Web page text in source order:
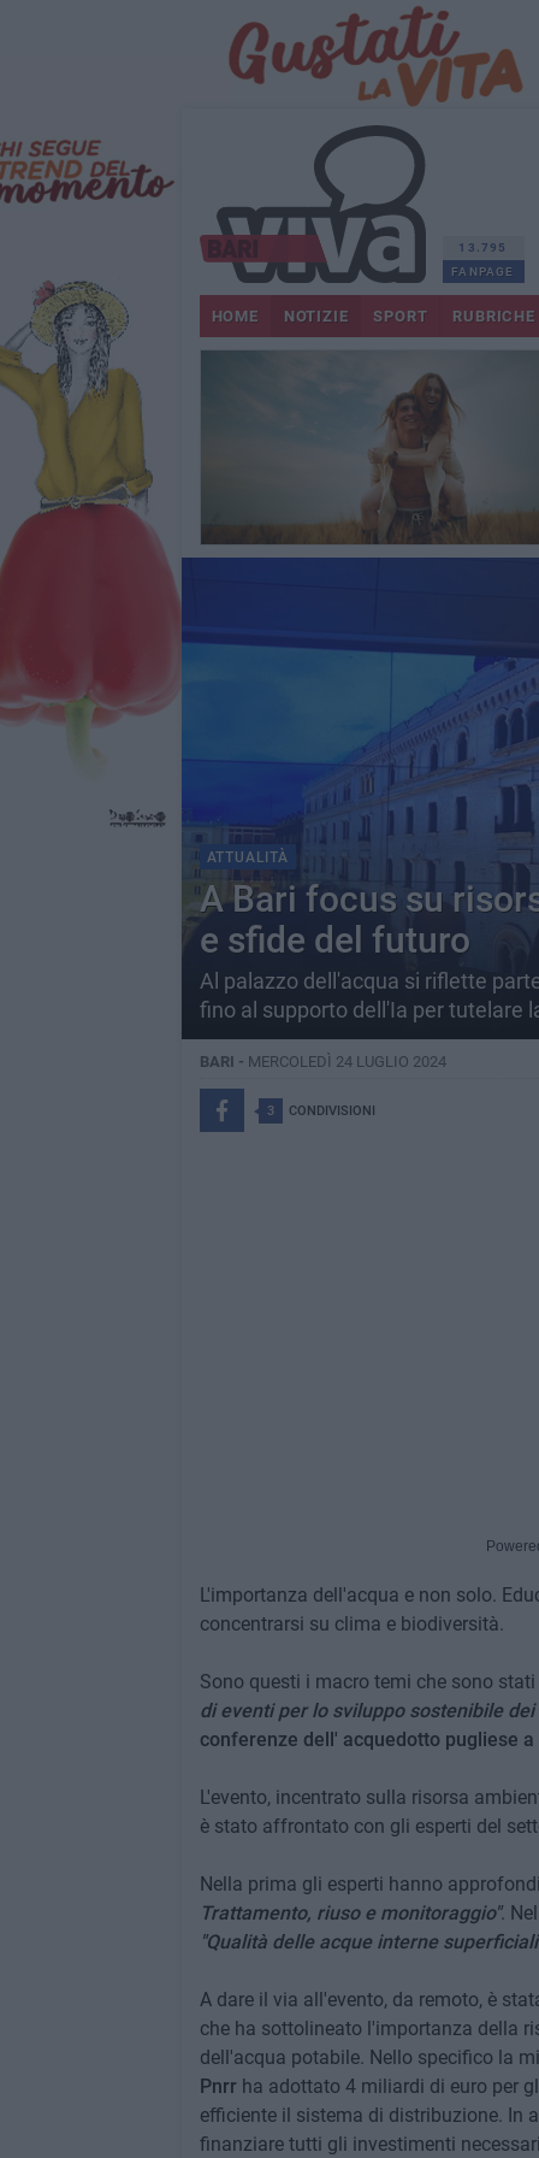
13.795
FANPAGE
HOME NOTIZIE SPORT RUBRICHE
ATTUALITÀ
A Bari focus su
e sfide del futuro
Al palazzo dell'acqua si riflette
fino al supporto dell'Ia per tutelare
BARI - MERCOLEDÌ 24 LUGLIO 2024
3 CONDIVISIONI
L'importanza dell'acqua e non solo.
concentrarsi su clima e biodiversità.
Sono questi i macro temi che sono
di eventi per lo sviluppo sostenibile
conferenze dell' acquedotto pugliese a
L'evento, incentrato sulla risorsa
è stato affrontato con gli esperti del
Nella prima gli esperti hanno
Trattamento, riuso e monitoraggio".
"Qualità delle acque interne
A dare il via all'evento, da remoto, è
che ha sottolineato l'importanza della
dell'acqua potabile. Nello specifico la
Pnrr ha adottato 4 miliardi di euro per
efficiente il sistema di distribuzione. In
finanziare tutti gli investimenti